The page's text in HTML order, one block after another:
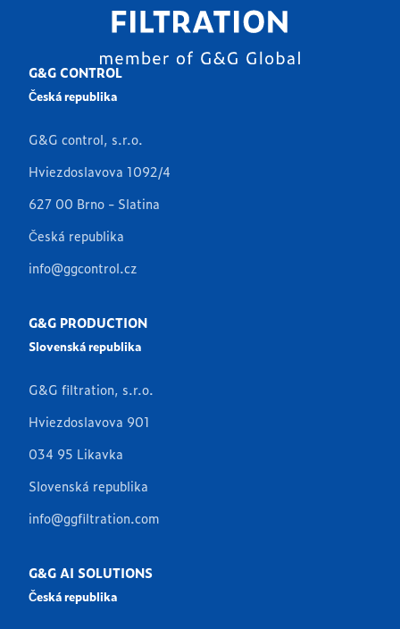
G&G CONTROL
Česká republika
G&G control, s.r.o.
Hviezdoslavova 1092/4
627 00 Brno - Slatina
Česká republika
info@ggcontrol.cz
G&G PRODUCTION
Slovenská republika
G&G filtration, s.r.o.
Hviezdoslavova 901
034 95 Likavka
Slovenská republika
info@ggfiltration.com
G&G AI SOLUTIONS
Česká republika